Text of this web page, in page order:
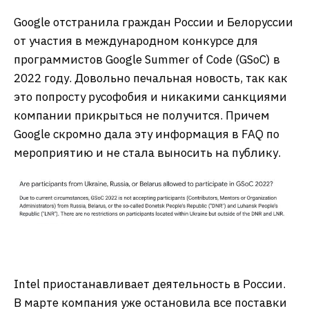
Google отстранила граждан России и Белоруссии
от участия в международном конкурсе для
программистов Google Summer of Code (GSoC) в
2022 году. Довольно печальная новость, так как
это попросту русофобия и никакими санкциями
компании прикрыться не получится. Причем
Google скромно дала эту информация в FAQ по
мероприятию и не стала выносить на публику.
Intel приостанавливает деятельность в России.
В марте компания уже остановила все поставки